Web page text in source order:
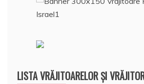
LISTA VRĂJITOARELOR ȘI